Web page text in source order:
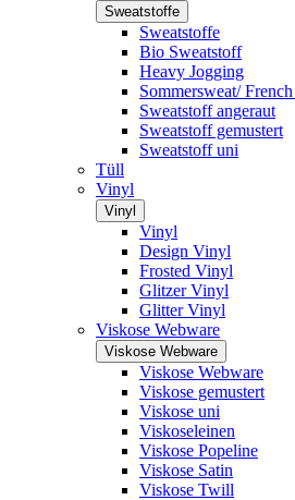
Sweatstoffe
Sweatstoffe
Bio Sweatstoff
Heavy Jogging
Sommersweat/
Sweatstoff angeraut
Sweatstoff gemustert
Sweatstoff uni
Tüll
Vinyl
Vinyl
Vinyl
Design Vinyl
Frosted Vinyl
Glitzer Vinyl
Glitter Vinyl
Viskose Webware
Viskose Webware
Viskose Webware
Viskose gemustert
Viskose uni
Viskoseleinen
Viskose Popeline
Viskose Satin
Viskose Twill